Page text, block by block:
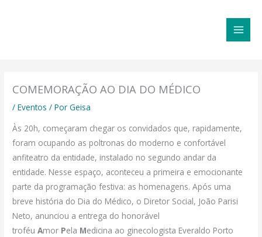
COMEMORAÇÃO AO DIA DO MÉDICO
/Eventos / PorGeisa
Às 20h, começaram chegar os convidados que, rapidamente,
foram ocupando as poltronas do moderno e confortável
anfiteatro da entidade, instalado no segundo andar da
entidade. Nesse espaço, aconteceu a primeira e emocionante
parte da programação festiva: as homenagens. Após uma
breve história do Dia do Médico, o Diretor Social, João Parisi
Neto, anunciou a entrega do honorável
troféuAmor Pela Medicina ao ginecologista Everaldo Porto